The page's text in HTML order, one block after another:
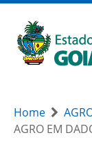
Home
AGRO EM